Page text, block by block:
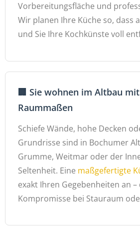
Vorbereitungsfläche und
Wir planen Ihre Küche so, dass
und Sie Ihre Kochkünste voll
🏢 Sie wohnen im Altbau
Raummaßen
Schiefe Wände, hohe Decken
Grundrisse sind in Bochumer
Grumme, Weitmar oder der
Seltenheit. Eine maßgefertigte
exakt Ihren Gegebenheiten an –
Kompromisse bei Stauraum